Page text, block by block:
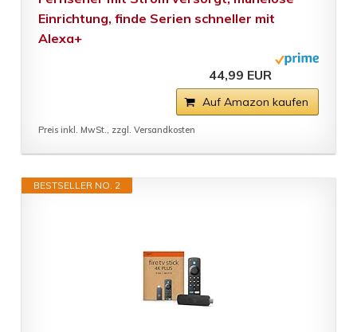
Einrichtung, finde Serien schneller mit
Alexa+
44,99 EUR
Auf Amazon kaufen
Preis inkl. MwSt., zzgl. Versandkosten
BESTSELLER NO. 2